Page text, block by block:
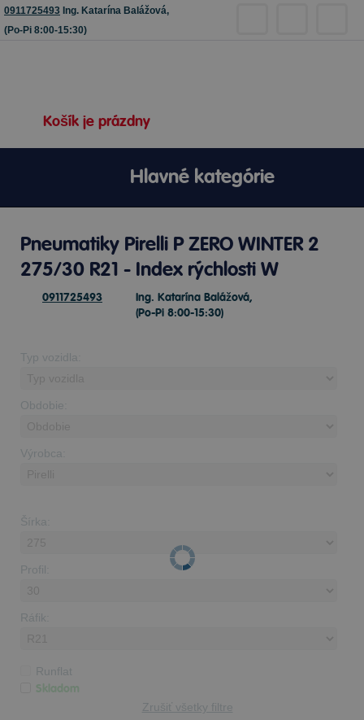
0911725493 Ing. Katarína Balážová,
(Po-Pi 8:00-15:30)
Košík je prázdny
Hlavné kategórie
Pneumatiky Pirelli P ZERO WINTER 2
275/30 R21 - Index rýchlosti W
0911725493
Ing. Katarína Balážová,
(Po-Pi 8:00-15:30)
Typ vozidla:
Obdobie:
Výrobca:
Šírka:
Profil:
Ráfik:
Runflat
Skladom
Zrušiť všetky filtre